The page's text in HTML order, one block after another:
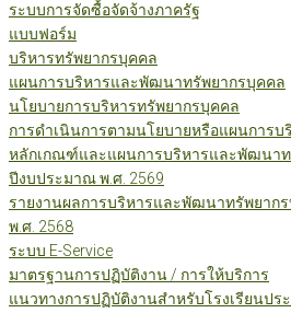
ระบบการจัดซื้อจัดจ้างภาครัฐ
แบบฟอร์ม
บริหารทรัพยากรบุคคล
แผนการบริหารและพัฒนาทรัพยากรบุคคล
นโยบายการบริหารทรัพยากรบุคคล
การดำเนินการตามนโยบายหรือแผนการบ
หลักเกณฑ์และแผนการบริหารและพัฒนาท
ปีงบประมาณ พ.ศ. 2569
รายงานผลการบริหารและพัฒนาทรัพยาก
พ.ศ. 2568
ระบบ E-Service
มาตรฐานการปฏิบัติงาน / การให้บริการ
แนวทางการปฏิบัติงานสำหรับโรงเรียนปร